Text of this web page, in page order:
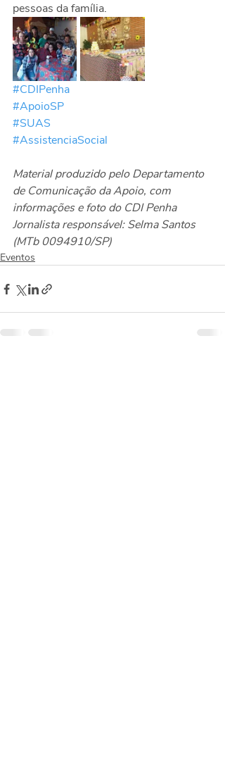
pessoas da família.
#CDIPenha
#ApoioSP
#SUAS
#AssistenciaSocial
Material produzido pelo Departamento
de Comunicação da Apoio, com
informações e foto do CDI Penha
Jornalista responsável: Selma Santos
(MTb 0094910/SP)
Eventos